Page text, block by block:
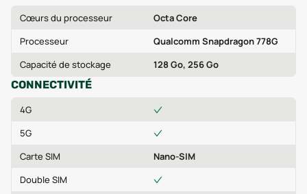
Cœurs du processeur
Octa Core
Processeur
Qualcomm Snapdragon 778G
Capacité de stockage
128 Go, 256 Go
CONNECTIVITÉ
4G
5G
Carte SIM
Nano-SIM
Double SIM